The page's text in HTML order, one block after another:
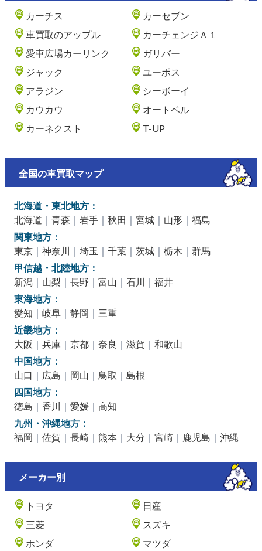
カーチス
カーセブン
車買取のアップル
カーチェンジＡ１
愛車広場カーリンク
ガリバー
ジャック
ユーポス
アラジン
シーボーイ
カウカウ
オートベル
カーネクスト
T-UP
全国の車買取マップ
北海道・東北地方：
北海道 ｜ 青森 ｜ 岩手｜ 秋田 ｜ 宮城｜ 山形｜ 福島
関東地方：
東京｜ 神奈川 ｜ 埼玉 ｜ 千葉｜ 茨城｜ 栃木 ｜ 群馬
甲信越・北陸地方：
新潟 ｜ 山梨 ｜ 長野 ｜ 富山 ｜ 石川 ｜ 福井
東海地方：
愛知 ｜ 岐阜 ｜ 静岡 ｜ 三重
近畿地方：
大阪 ｜ 兵庫｜ 京都｜ 奈良 ｜ 滋賀 ｜ 和歌山
中国地方：
山口 ｜ 広島 ｜ 岡山 ｜ 鳥取 ｜ 島根
四国地方：
徳島 ｜ 香川 ｜ 愛媛｜ 高知
九州・沖縄地方：
福岡 ｜ 佐賀 ｜ 長崎｜ 熊本 ｜ 大分 ｜ 宮崎｜ 鹿児島 ｜ 沖縄
メーカー別
トヨタ
日産
三菱
スズキ
ホンダ
マツダ